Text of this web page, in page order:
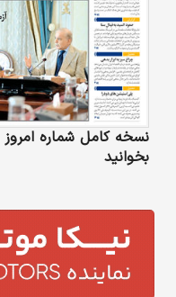
نسخه کامل شماره امروز
بخوانید